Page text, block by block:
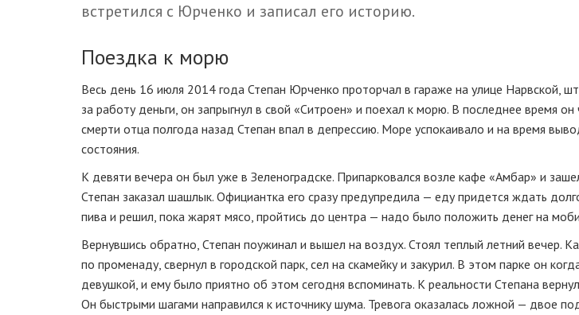
встретился с Юрченко и записал его историю.
Поездка к морю
Весь день 16 июля 2014 года Степан Юрченко проторчал в гараже на улице Нарвской,
за работу деньги, он запрыгнул в свой «Ситроен» и поехал к морю. В последнее время
смерти отца полгода назад Степан впал в депрессию. Море успокаивало и на время
состояния.
К девяти вечера он был уже в Зеленоградске. Припарковался возле кафе «Амбар» и
Степан заказал шашлык. Официантка его сразу предупредила — еду придется ждать
пива и решил, пока жарят мясо, пройтись до центра — надо было положить денег на
Вернувшись обратно, Степан поужинал и вышел на воздух. Стоял теплый летний вечер.
по променаду, свернул в городской парк, сел на скамейку и закурил. В этом парке он
девушкой, и ему было приятно об этом сегодня вспоминать. К реальности Степана
Он быстрыми шагами направился к источнику шума. Тревога оказалась ложной — двое